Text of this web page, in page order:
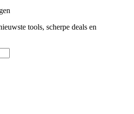
tools, scherpe deals en